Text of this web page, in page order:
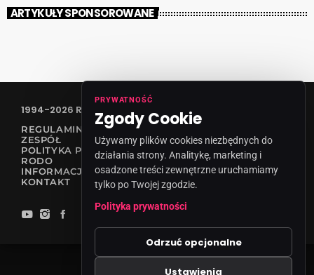
ARTYKUŁY SPONSOROWANE
1994-2026 RADIO VANESSA SPÓŁKA Z O.O
REGULAMIN KONKURSÓW
ZESPÓŁ
POLITYKA PRYWATNOŚCI
RODO
INFORMACJA O NADAWCY
KONTAKT
PRYWATNOŚĆ
Zgody Cookie
Używamy plików cookies niezbędnych do
działania strony. Analitykę, marketing i
osadzone treści zewnętrzne uruchamiamy
tylko po Twojej zgodzie.
Polityka prywatności
Odrzuć opcjonalne
Ustawienia